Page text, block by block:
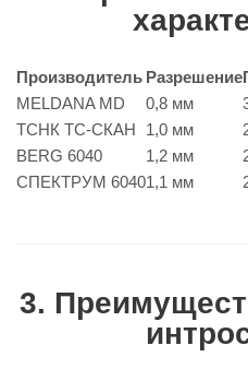
Производитель Разрешение
MELDANA MD
0,8 мм
ТСНК ТС-СКАН
1,0 мм
BERG 6040
1,2 мм
СПЕКТРУМ 60401,1 мм
3.